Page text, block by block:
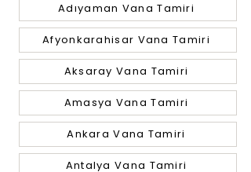
Adıyaman Vana Tamiri
Afyonkarahisar Vana Tamiri
Aksaray Vana Tamiri
Amasya Vana Tamiri
Ankara Vana Tamiri
Antalya Vana Tamiri